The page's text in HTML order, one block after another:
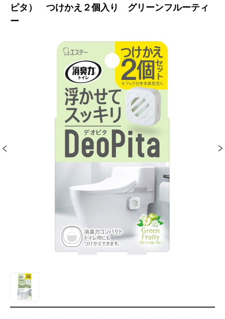
ピタ） つけかえ２個入り グリーンフルーティ
ー